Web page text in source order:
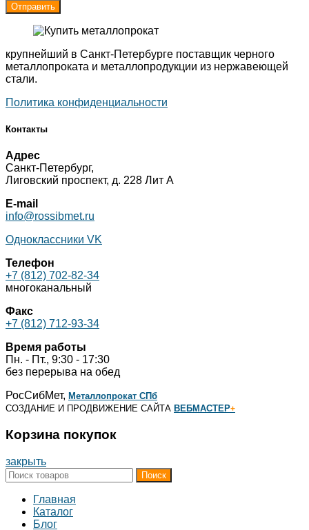
крупнейший в Санкт-Петербурге поставщик черного
металлопроката и металлопродукции из нержавеющей
стали.
Политика конфиденциальности
Контакты
Адрес
Санкт-Петербург,
Лиговский проспект, д. 228 Лит А
E-mail
info@rossibmet.ru
Одноклассники VK
Телефон
+7 (812) 702-82-34
многоканальный
Факс
+7 (812) 712-93-34
Время работы
Пн. - Пт., 9:30 - 17:30
без перерыва на обед
РосСибМет, Металлопрокат СПб
СОЗДАНИЕ И ПРОДВИЖЕНИЕ САЙТА ВЕБМАСТЕР+
Корзина покупок
закрыть
Поиск
Главная
Каталог
Блог